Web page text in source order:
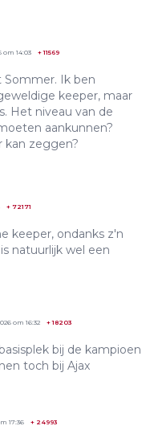
om 14:03 +11569
Ik ben
keeper, maar
Het niveau van de
aankunnen?
kan zeggen?
+ 72171
keeper, ondanks z'n
natuurlijk wel een
om 16:32 +18203
bij de kampioen
toch bij Ajax
17:36 + 24993